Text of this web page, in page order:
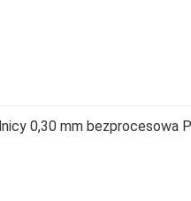
0,30 mm bezprocesowa